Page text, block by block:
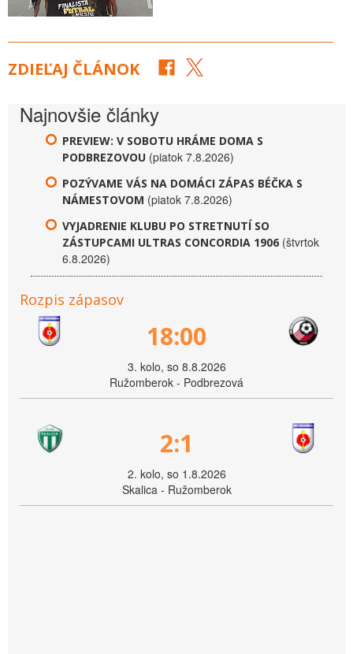
ZDIEĽAJ ČLÁNOK
Najnovšie články
PREVIEW: V SOBOTU HRÁME DOMA S
PODBREZOVOU (piatok 7.8.2026)
POZÝVAME VÁS NA DOMÁCI ZÁPAS BÉČKA S
NÁMESTOVOM (piatok 7.8.2026)
VYJADRENIE KLUBU PO STRETNUTÍ SO
ZÁSTUPCAMI ULTRAS CONCORDIA 1906 (štvrtok
6.8.2026)
Rozpis zápasov
18:00
3. kolo, so 8.8.2026
Ružomberok - Podbrezová
2:1
2. kolo, so 1.8.2026
Skalica - Ružomberok